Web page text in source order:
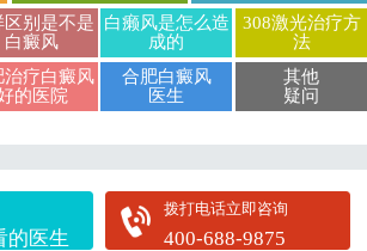
区别是不是
白癜风
白癞风是怎么造
成的
308激光治疗方
法
治疗白癜风
的医院
合肥白癜风
医生
其他
疑问
的医生
拨打电话立即咨询
400-688-9875